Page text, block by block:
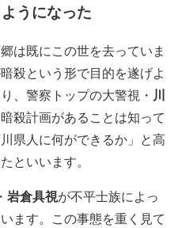
うになった
は既にこの世を去っていま
殺という形で目的を遂げよ
、警察トップの大警視・ 川
暗殺計画があることは知って
県人に何ができるか」と高
といいます。
岩倉具視が不平士族によっ
ます。この事態を重く見て